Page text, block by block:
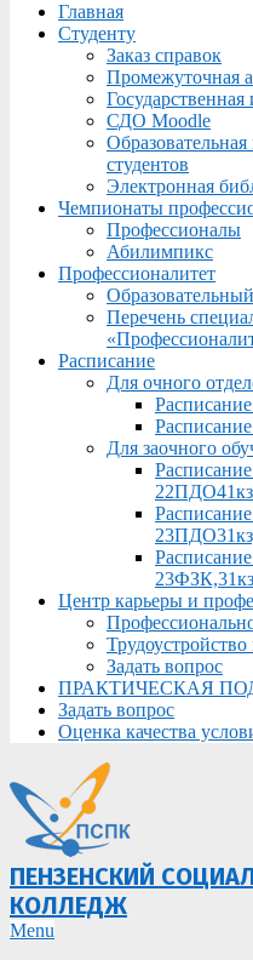
Menu
Главная
Студенту
Заказ справок
Промежуточная
Государственная
СДО Moodle
студентов
Электронная
Чемпионаты
Профессионалы
Абилимпикс
Профессионалитет
Перечень
Расписание
Для очного
Для заочного
22ПДО41кз
23ФЗК,31кз
Центр карьеры и
Трудоустройство
Задать вопрос
ПРАКТИЧЕСКАЯ
Задать вопрос
Оценка качества
ПЕНЗЕНСКИЙ
КОЛЛЕДЖ
Primary
Menu